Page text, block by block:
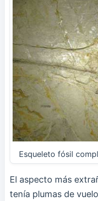
Esqueleto fósil
El aspecto más
tenía plumas de